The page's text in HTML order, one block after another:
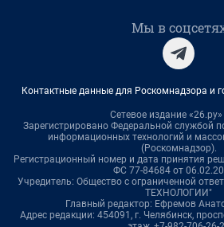
Мы в
Контактные данные для Роскомнадзора и
Сетевое издание
Зарегистрировано Федеральной службой
информационных технологий и
(Роскомнадзор).
Регистрационный номер и дата принятия
ФС 77-84684 от
Учредитель: Общество с ограниченной
ТЕХНОЛОГИИ"
Главный редактор: Ефремов
Адрес редакции: 454091, г. Челябинск,